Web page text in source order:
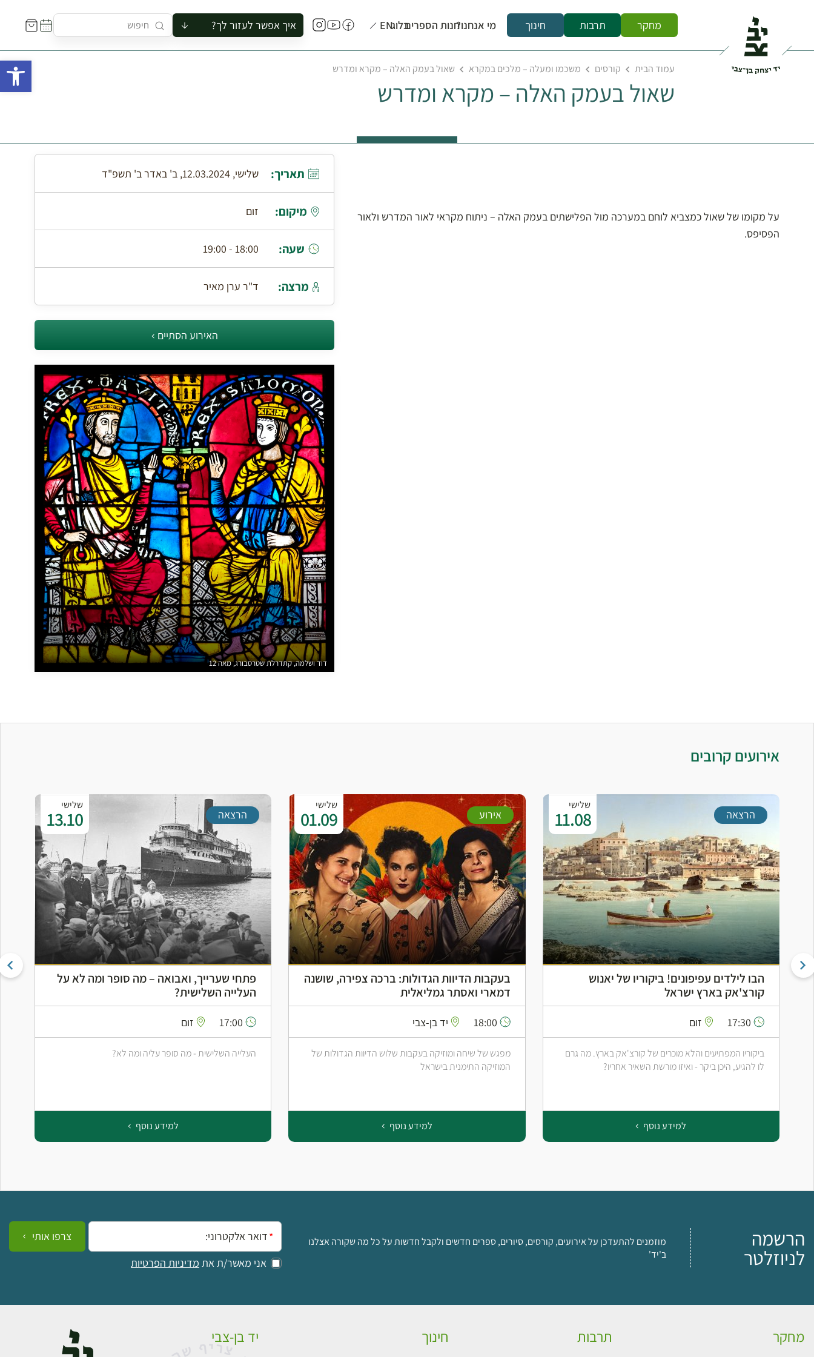
מחקר תרבות חינוך מי אנחנו?חנות הספריםבלוגEN איך אפשר לעזור לך?
להזמין סיור לקבוצה
לתאם ביקור בצריף
עמוד הבית קורסים משכמו ומעלה – מלכים במקרא שאול בעמק האלה – מקרא ומדרש
שאול בעמק האלה – מקרא ומדרש
על מקומו של שאול כמצביא לוחם במערכה מול הפלישתים בעמק האלה – ניתוח מקראי לאור המדרש ולאור
הפסיפס.
תאריך: שלישי, 12.03.2024, ב' באדר ב' תשפ"ד
מיקום: זום
שעה: 18:00 - 19:00
מרצה: ד"ר ערן מאיר
האירוע הסתיים
דוד ושלמה, קתדרלת שטרסבורג, מאה 12
אירועים קרובים
שלישי
11.08 הרצאה
הבו לילדים עפיפונים! ביקוריו של יאנוש
קורצ'אק בארץ ישראל
17:30 זום
ביקוריו המפתיעים והלא מוכרים של קורצ'אק בארץ. מה גרם
לו להגיע, היכן ביקר - ואיזו מורשת השאיר אחריו?
למידע נוסף
שלישי
01.09 אירוע
בעקבות הדיוות הגדולות: ברכה צפירה, שושנה
דמארי ואסתר גמליאלית
יד בן-צבי
מפגש של שיחה ומוזיקה בעקבות שלוש הדיוות הגדולות של
המוזיקה התימנית בישראל
למידע נוסף
שלישי
13.10 הרצאה
פתחי שערייך, ואבואה – מה סופר ומה לא על
העלייה השלישית?
17:00 זום
העלייה השלישית - מה סופר עליה ומה לא?
למידע נוסף
הרשמה
לניוזלטר
מוזמנים להתעדכן על אירועים, קורסים, סיורים, ספרים חדשים ולקבל חדשות על כל מה שקורה אצלנו
ב'יד'
אימייל:
אני מאשר/ת את מדיניות הפרטיות
צרפו אותי
מחקר תרבות חינוך יד בן-צבי